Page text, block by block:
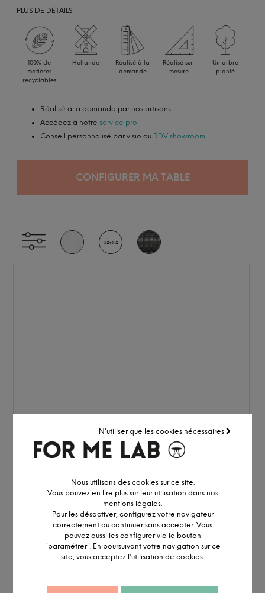
N'utiliser que les cookies nécessaires
Nous utilisons des cookies sur ce site.
Vous pouvez en lire plus sur leur utilisation dans nos
mentions légales.
Pour les désactiver, configurez votre navigateur
correctement ou continuer sans accepter. Vous
pouvez aussi les configurer via le bouton
"paramétrer". En poursuivant votre navigation sur ce
site, vous acceptez l’utilisation de cookies.
PLUS DE DÉTAILS
100% de
matières
recyclables
Hollande
Réalisé à la
demande
Réalisé sur-
mesure
Un arbre
planté
Réalisé à la demande par nos artisans
Accédez à notre service pro
Conseil personnalisé par visio ou RDV showroom
CONFIGURER MA TABLE